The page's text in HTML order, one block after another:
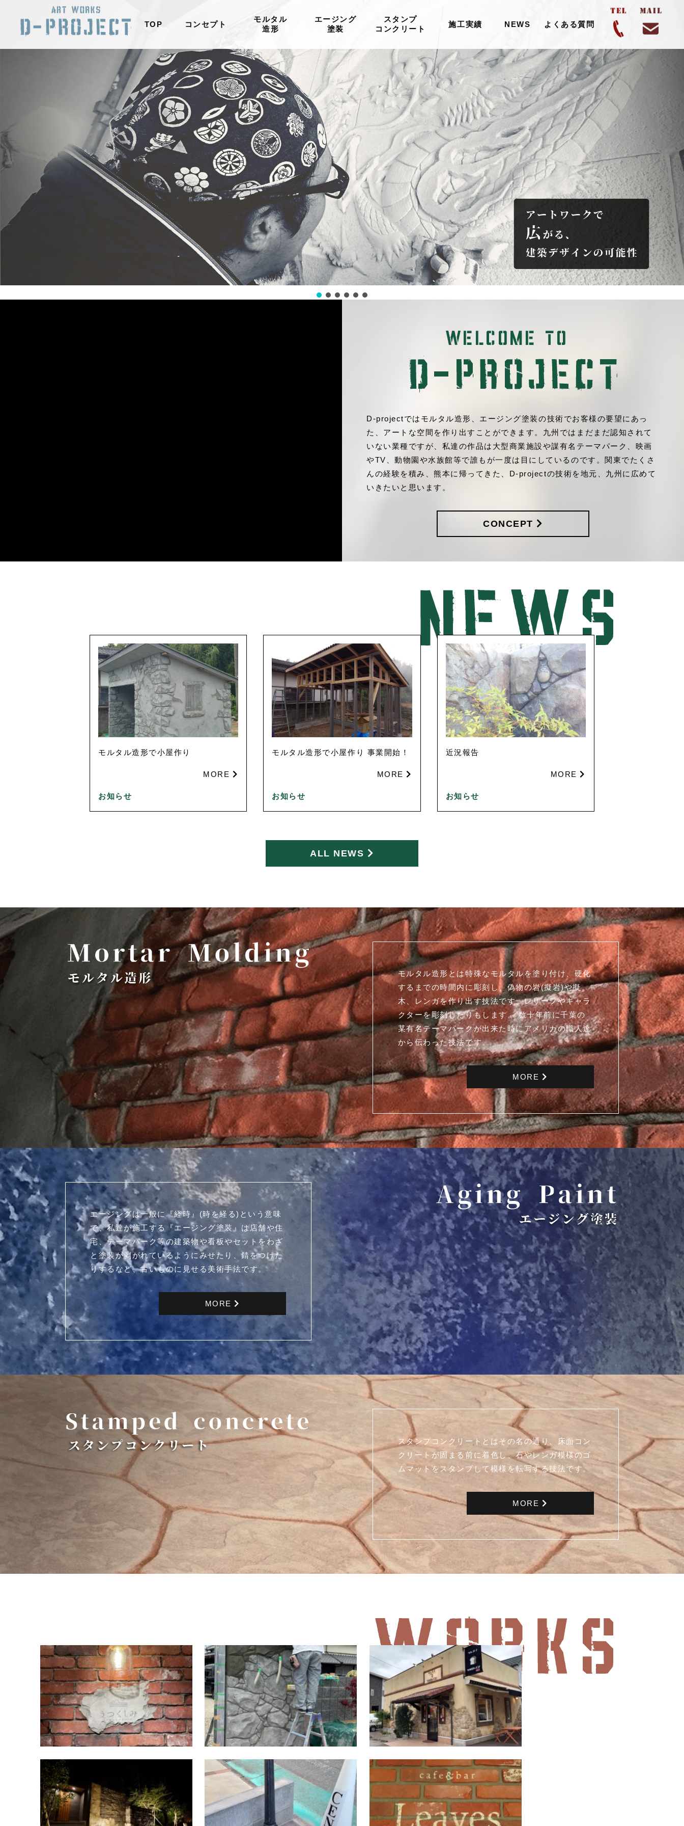
TOP コンセプト
モルタル
造形
エージング
塗装
スタンプ
コンクリート
施工実績 NEWS よくある質問
D-projectではモルタル造形、エージング塗装の技術でお客様の要望にあっ
た、アートな空間を作り出すことができます。九州ではまだまだ認知されて
いない業種ですが、私達の作品は大型商業施設や謀有名テーマパーク、映画
やTV、動物園や水族館等で誰もが一度は目にしているのです。関東でたくさ
んの経験を積み、熊本に帰ってきた、D-projectの技術を地元、九州に広めて
いきたいと思います。
CONCEPT
モルタル造形で小屋作り
MORE
お知らせ
モルタル造形で小屋作り 事業開始！
MORE
お知らせ
近況報告
MORE
お知らせ
ALL NEWS
モルタル造形とは特殊なモルタルを塗り付け、硬化
するまでの時間内に彫刻し、偽物の岩(擬岩)や擬
木、レンガを作り出す技法です。レリーフやキャラ
クターを彫刻したりもします。 数十年前に千葉の
某有名テーマパークが出来た時にアメリカの職人達
から伝わった技法です。
MORE
エージングは一般に『経時』(時を経る)という意味
で、私達が施工する『エージング塗装』は店舗や住
宅、テーマパーク等の建築物や看板やセットをわざ
と塗装が剥がれているようにみせたり、錆をつけた
りするなど、古いものに見せる美術手法です。
MORE
スタンプコンクリートとはその名の通り、床面コン
クリートが固まる前に着色し、石やレンガ模様のゴ
ムマットをスタンプして模様を転写する技法です。
MORE